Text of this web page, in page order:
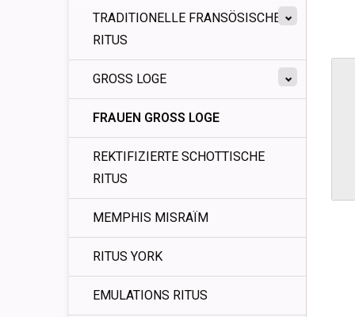
TRADITIONELLE FRANSÖSISCHE
RITUS
GROSS LOGE
FRAUEN GROSS LOGE
REKTIFIZIERTE SCHOTTISCHE
RITUS
MEMPHIS MISRAÏM
RITUS YORK
EMULATIONS RITUS